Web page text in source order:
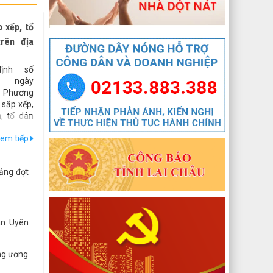
xếp, tổ
địa
số
ngày
xếp,
tổ dân
xây
trên
tiếp
đợt
Uyên
ương
xếp các đơn vị hành chính cấp xã của tỉnh
Lai Châu năm 2025
544/QĐ-UBND
QUYẾT ĐỊNH Về việc thành lập Tổ giúp việc
Ban biên tập Cổng thông tin điện tử xã
Mường Than
lượt xem: 45 | lượt tải:21
407/QĐ-UBND
QUYẾT ĐỊNH Kiện toàn Ban biên tập Cổng
thông tin điện tử xã Mường Than
lượt xem: 48 | lượt tải:29
27/NQ-HĐND
Nghị quyết Thông qua chủ trương sắp xếp
đơn vị hành chính cấp xã của tỉnh Lai Châu
năm 2025
lượt xem: 88 | lượt tải:54
1670/NQ-UBTVQH15
Nghị quyết số 1670/NQ-UBTVQH15 của ỦY